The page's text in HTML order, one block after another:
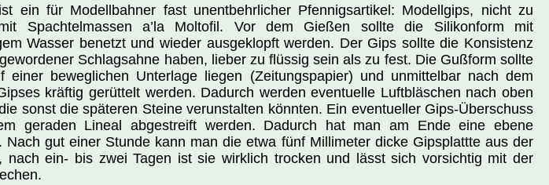
ein für Modellbahner fast unentbehrlicher Pfennigsartikel: Modellgips, nicht zu
Spachtelmassen a’la Moltofil. Vor dem Gießen sollte die Silikonform mit
Wasser benetzt und wieder ausgeklopft werden. Der Gips sollte die Konsistenz
Schlagsahne haben, lieber zu flüssig sein als zu fest. Die Gußform sollte
einer beweglichen Unterlage liegen (Zeitungspapier) und unmittelbar nach dem
kräftig gerüttelt werden. Dadurch werden eventuelle Luftbläschen nach oben
sonst die späteren Steine verunstalten könnten. Ein eventueller Gips-Überschuss
geraden Lineal abgestreift werden. Dadurch hat man am Ende eine ebene
Nach gut einer Stunde kann man die etwa fünf Millimeter dicke Gipsplattte aus der
nach ein- bis zwei Tagen ist sie wirklich trocken und lässt sich vorsichtig mit der